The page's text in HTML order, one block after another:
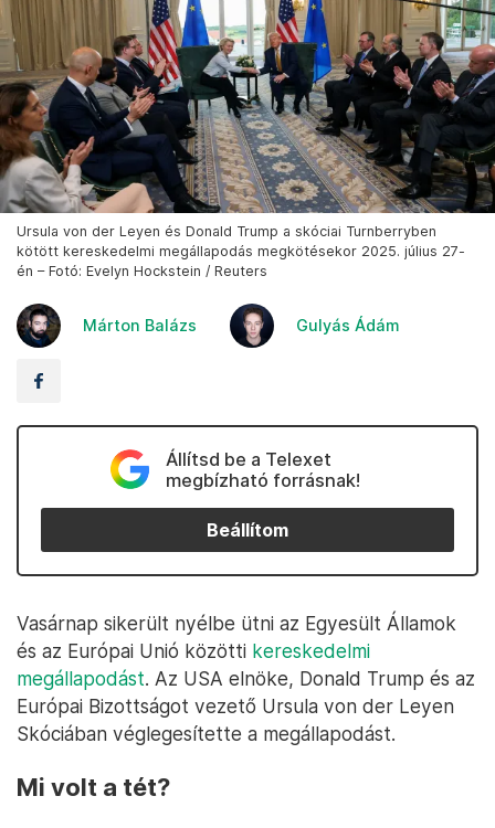
Ursula von der Leyen és Donald Trump a skóciai Turnberryben
kötött kereskedelmi megállapodás megkötésekor 2025. július 27-
én – Fotó: Evelyn Hockstein / Reuters
Márton Balázs Gulyás Ádám
Állítsd be a Telexet
megbízható forrásnak!
Beállítom
Vasárnap sikerült nyélbe ütni az Egyesült Államok
és az Európai Unió közötti kereskedelmi
megállapodást. Az USA elnöke, Donald Trump és az
Európai Bizottságot vezető Ursula von der Leyen
Skóciában véglegesítette a megállapodást.
Mi volt a tét?